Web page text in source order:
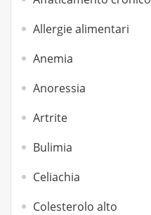
Allergie alimentari
Anemia
Anoressia
Artrite
Bulimia
Celiachia
Colesterolo alto